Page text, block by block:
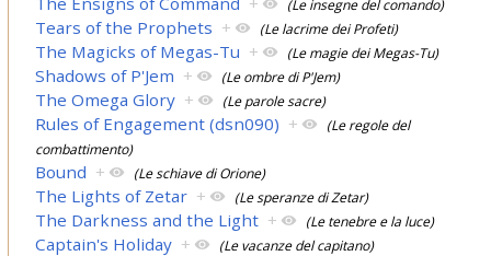
(Le insegne del comando)
Tears of the Prophets + (Le lacrime dei Profeti)
The Magicks of Megas-Tu + (Le magie dei Megas-Tu)
Shadows of P'Jem + (Le ombre di P'Jem)
The Omega Glory + (Le parole sacre)
Rules of Engagement (dsn090) +
(Le regole del
combattimento)
Bound + (Le schiave di Orione)
The Lights of Zetar + (Le speranze di Zetar)
The Darkness and the Light + (Le tenebre e la luce)
Captain's Holiday + (Le vacanze del capitano)